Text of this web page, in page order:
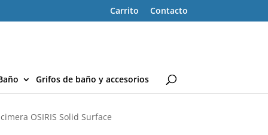
Carrito
Contacto
Grifos de baño y accesorios
OSIRIS Solid Surface